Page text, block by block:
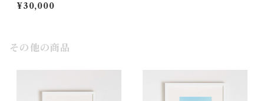
¥30,000
その他の商品